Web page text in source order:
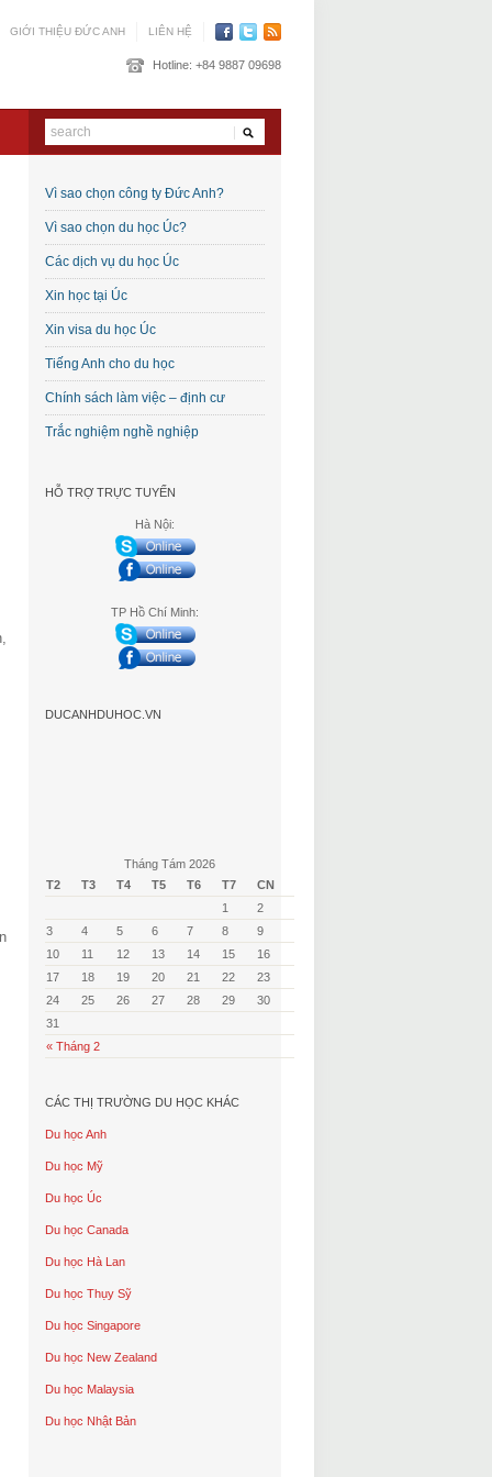
GIỚI THIỆU ĐỨC ANH LIÊN HỆ
Hotline: +84 9887 09698
Vì sao chọn công ty Đức Anh?
Vì sao chọn du học Úc?
Các dịch vụ du học Úc
Xin học tại Úc
Xin visa du học Úc
Tiếng Anh cho du học
Chính sách làm việc – định cư
Trắc nghiệm nghề nghiệp
HỖ TRỢ TRỰC TUYẾN
Hà Nội:
TP Hồ Chí Minh:
DUCANHDUHOC.VN
Tháng Tám 2026
T2
T3 T4 T5 T6 T7 CN
« Tháng 2
1
2
3
4 5 6 7 8
9
10
11 12 13 14 15
16
17
18 19 20 21 22
23
24
25 26 27 28 29
30
31
CÁC THỊ TRƯỜNG DU HỌC KHÁC
Du học Anh
Du học Mỹ
Du học Úc
Du học Canada
Du học Hà Lan
Du học Thụy Sỹ
Du học Singapore
Du học New Zealand
Du học Malaysia
Du học Nhật Bản